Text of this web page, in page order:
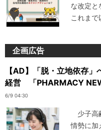
な改定と
これま
企画広告
【AD】「脱・立地依存
経営 「PHARMACY
6/9 04:30
少子高
情勢に加